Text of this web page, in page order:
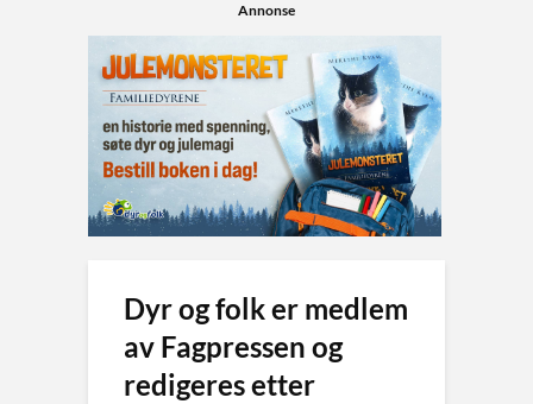
Annonse
Dyr og folk er medlem
av Fagpressen og
redigeres etter